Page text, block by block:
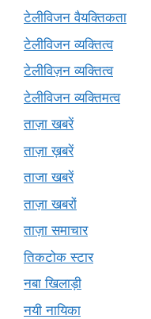
टेलीविजन वैयक्तिकता
टेलीविजन व्यक्तित्व
टेलीविज़न व्यक्तित्व
टेलीविजन व्यक्तिमत्व
ताज़ा खबरें
ताज़ा ख़बरें
ताजा खबरें
ताज़ा खबरों
ताज़ा समाचार
तिकटोक स्टार
नबा खिलाड़ी
नयी नायिका